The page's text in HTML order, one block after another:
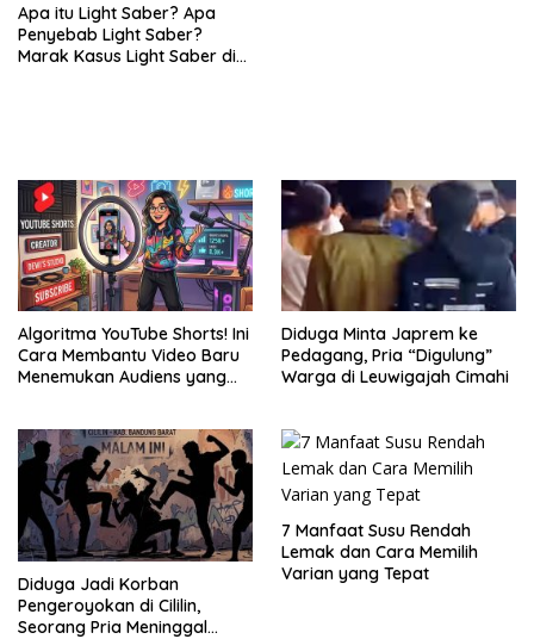
Apa itu Light Saber? Apa
Penyebab Light Saber?
Marak Kasus Light Saber di
Algoritma YouTube Shorts! Ini
Cara Membantu Video Baru
Menemukan Audiens yang
Diduga Minta Japrem ke
Pedagang, Pria “Digulung”
Warga di Leuwigajah Cimahi
Diduga Jadi Korban
Pengeroyokan di Cililin,
Seorang Pria Meninggal
7 Manfaat Susu Rendah
Lemak dan Cara Memilih
Varian yang Tepat